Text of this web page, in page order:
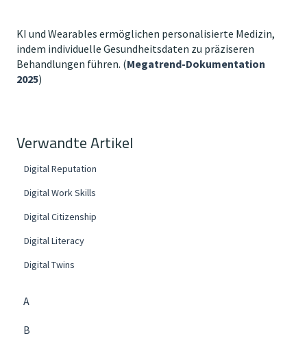
KI und Wearables ermöglichen personalisierte Medizin,
indem individuelle Gesundheitsdaten zu präziseren
Behandlungen führen. (Megatrend-Dokumentation
2025)
Verwandte Artikel
Digital Reputation
Digital Work Skills
Digital Citizenship
Digital Literacy
Digital Twins
A
B